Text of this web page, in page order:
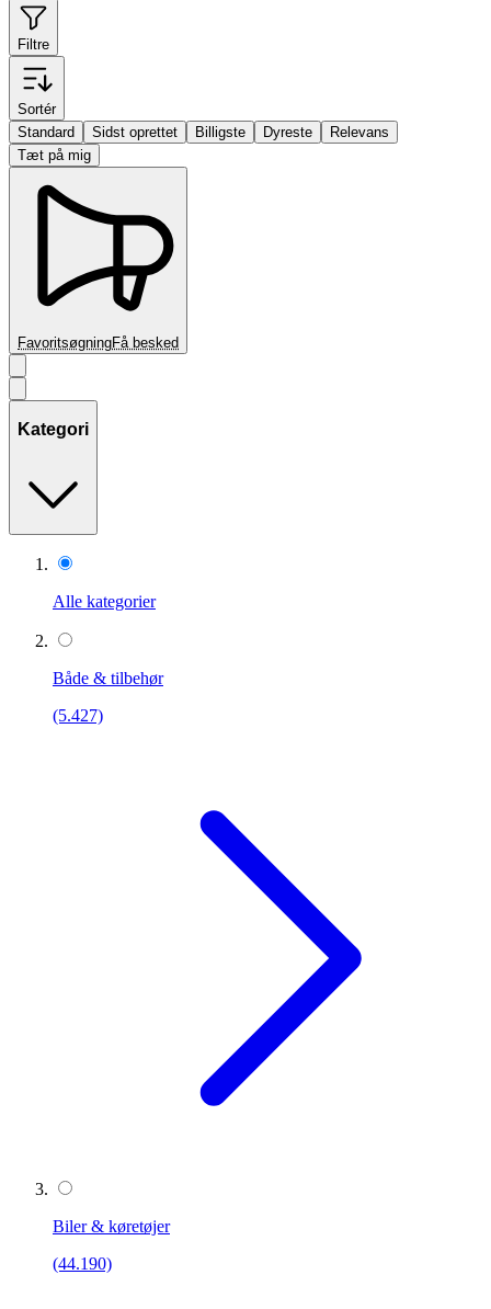
Filtre
Sortér
Standard
Sidst oprettet Billigste Dyreste
Relevans
Tæt på mig
FavoritsøgningFå besked
Kategori
Alle kategorier
Både & tilbehør
(5.427)
Biler & køretøjer
(44.190)